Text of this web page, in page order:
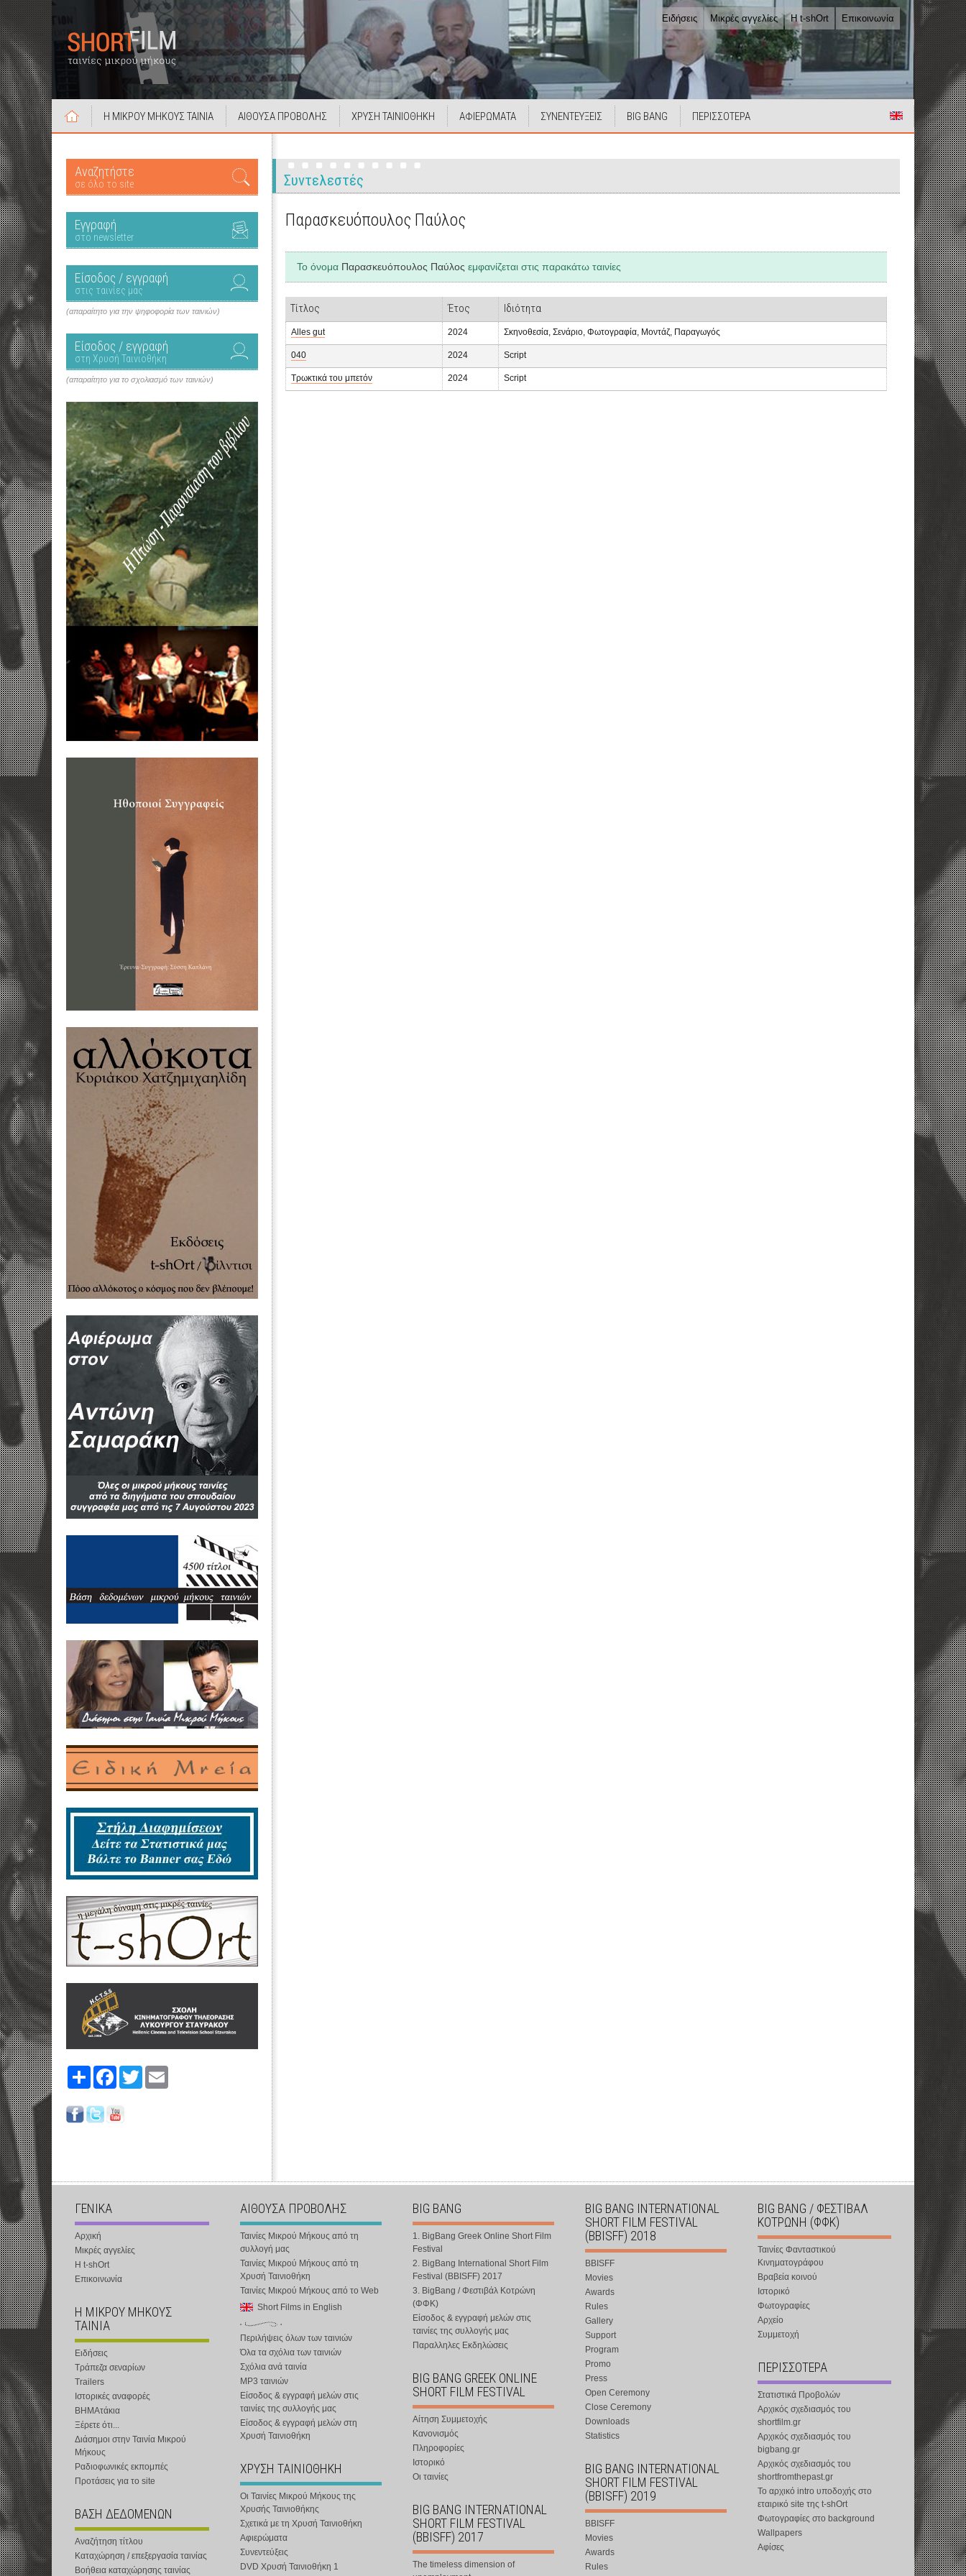
Ειδήσεις Μικρές αγγελίες Η t-shOrt Επικοινωνία
Η ΜΙΚΡΟΥ ΜΗΚΟΥΣ ΤΑΙΝΙΑ ΑΙΘΟΥΣΑ ΠΡΟΒΟΛΗΣ ΧΡΥΣΗ ΤΑΙΝΙΟΘΗΚΗ ΑΦΙΕΡΩΜΑΤΑ ΣΥΝΕΝΤΕΥΞΕΙΣ BIG BANG ΠΕΡΙΣΣΟΤΕΡΑ
Αναζητήστε
σε όλο το site
Εγγραφή
στο newsletter
Είσοδος / εγγραφή
στις ταινίες μας
(απαραίτητο για την ψηφοφορία των ταινιών)
Είσοδος / εγγραφή
στη Χρυσή Ταινιοθήκη
(απαραίτητο για το σχολιασμό των ταινιών)
Share FacebookTwitter
Συντελεστές
Παρασκευόπουλος Παύλος
Το όνομα Παρασκευόπουλος Παύλος εμφανίζεται στις παρακάτω ταινίες
Τίτλος Έτος Ιδιότητα
Alles gut 2024 Σκηνοθεσία, Σενάριο, Φωτογραφία, Μοντάζ, Παραγωγός
040 2024 Script
Τρωκτικά του μπετόν 2024 Script
ΓΕΝΙΚΑ
Αρχική
Μικρές αγγελίες
Η t-shOrt
Επικοινωνία
Η ΜΙΚΡΟΥ ΜΗΚΟΥΣ
ΤΑΙΝΙΑ
Ειδήσεις
Τράπεζα σεναρίων
Trailers
Ιστορικές αναφορές
ΒΗΜΑτάκια
Ξέρετε ότι...
Διάσημοι στην Ταινία Μικρού
Μήκους
Ραδιοφωνικές εκπομπές
Προτάσεις για το site
ΒΑΣΗ ΔΕΔΟΜΕΝΩΝ
Αναζήτηση τίτλου
Καταχώρηση / επεξεργασία ταινίας
Βοήθεια καταχώρησης ταινίας
ΑΙΘΟΥΣΑ ΠΡΟΒΟΛΗΣ
Ταινίες Μικρού Μήκους από τη
συλλογή μας
Ταινίες Μικρού Μήκους από τη
Χρυσή Ταινιοθήκη
Ταινίες Μικρού Μήκους από το Web
Short Films in English
Περιλήψεις όλων των ταινιών
Όλα τα σχόλια των ταινιών
Σχόλια ανά ταινία
MP3 ταινιών
Είσοδος & εγγραφή μελών στις
ταινίες της συλλογής μας
Είσοδος & εγγραφή μελών στη
Χρυσή Ταινιοθήκη
ΧΡΥΣΗ ΤΑΙΝΙΟΘΗΚΗ
Οι Ταινίες Μικρού Μήκους της
Χρυσής Ταινιοθήκης
Σχετικά με τη Χρυσή Ταινιοθήκη
Αφιερώματα
Συνεντεύξεις
DVD Χρυσή Ταινιοθήκη 1
BIG BANG
1. BigBang Greek Online Short Film
Festival
2. BigBang International Short Film
Festival (BBISFF) 2017
3. BigBang / Φεστιβάλ Κοτρώνη
(ΦΦΚ)
Είσοδος & εγγραφή μελών στις
ταινίες της συλλογής μας
Παραλληλες Εκδηλώσεις
BIG BANG GREEK ONLINE
SHORT FILM FESTIVAL
Αίτηση Συμμετοχής
Κανονισμός
Πληροφορίες
Ιστορικό
Οι ταινίες
BIG BANG INTERNATIONAL
SHORT FILM FESTIVAL
(BBISFF) 2017
The timeless dimension of
BIG BANG INTERNATIONAL
SHORT FILM FESTIVAL
(BBISFF) 2018
BBISFF
Movies
Awards
Rules
Gallery
Support
Program
Promo
Press
Open Ceremony
Close Ceremony
Downloads
Statistics
BIG BANG INTERNATIONAL
SHORT FILM FESTIVAL
(BBISFF) 2019
BBISFF
Movies
Awards
Rules
BIG BANG / ΦΕΣΤΙΒΑΛ
ΚΟΤΡΩΝΗ (ΦΦΚ)
Ταινίες Φανταστικού
Κινηματογράφου
Βραβεία κοινού
Ιστορικό
Φωτογραφίες
Αρχείο
Συμμετοχή
ΠΕΡΙΣΣΟΤΕΡΑ
Στατιστικά Προβολών
Αρχικός σχεδιασμός του
shortfilm.gr
Αρχικός σχεδιασμός του
bigbang.gr
Αρχικός σχεδιασμός του
shortfromthepast.gr
Το αρχικό intro υποδοχής στο
εταιρικό site της t-shOrt
Φωτογραφίες στο background
Wallpapers
Αφίσες